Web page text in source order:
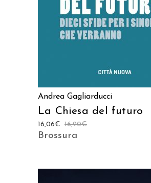
Andrea Gagliarducci
La Chiesa del futuro
16,90€
16,06€
Brossura